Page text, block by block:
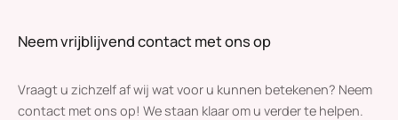
Neem vrijblijvend contact met ons op
Vraagt u zichzelf af wij wat voor u kunnen betekenen? Neem
contact met ons op! We staan klaar om u verder te helpen.